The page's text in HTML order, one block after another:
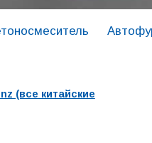
(все китайские